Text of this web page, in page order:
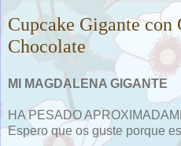
Cupcake Gigante con
Chocolate
MI MAGDALENA GIGANTE
HA PESADO
Espero que os guste porque